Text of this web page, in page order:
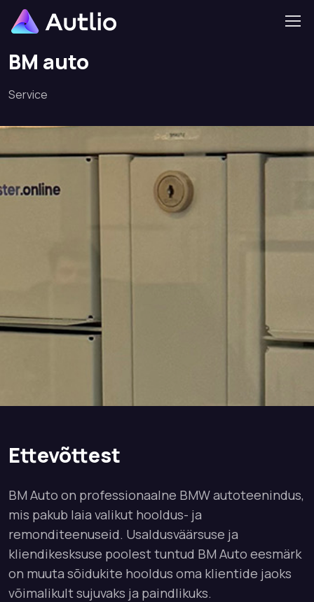
Home Project
BM auto
Service
Ettevõttest
BM Auto on professionaalne BMW autoteenindus,
mis pakub laia valikut hooldus- ja
remonditeenuseid. Usaldusväärsuse ja
kliendikesksuse poolest tuntud BM Auto eesmärk
on muuta sõidukite hooldus oma klientide jaoks
võimalikult sujuvaks ja paindlikuks.